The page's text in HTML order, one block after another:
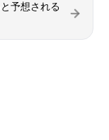
予想される